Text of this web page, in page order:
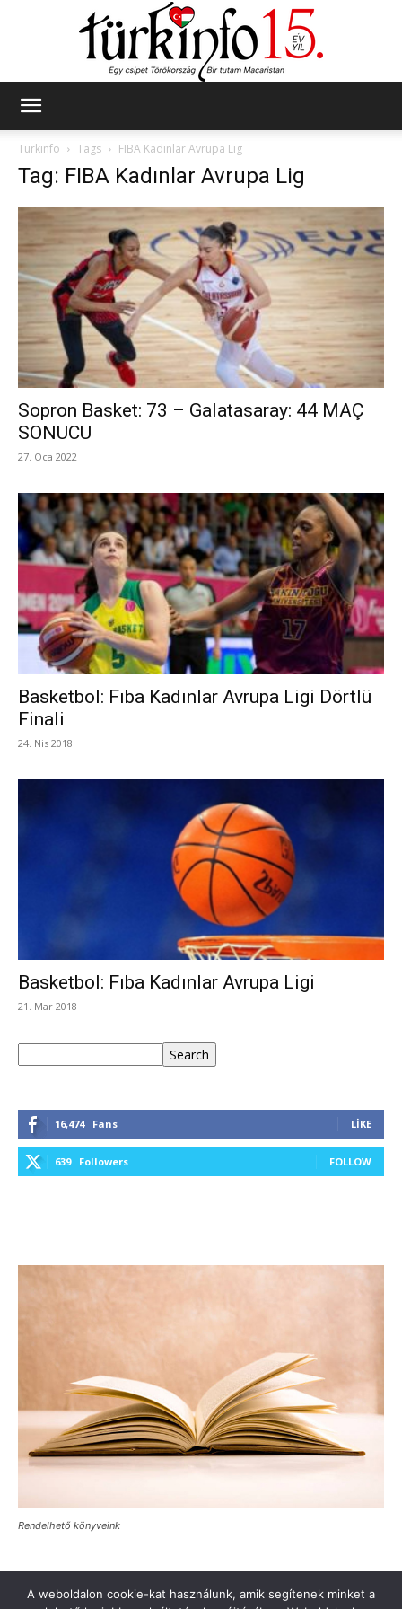
Türkinfo
Tags FIBA Kadınlar Avrupa Lig
Tag: FIBA Kadınlar Avrupa Lig
Sopron Basket: 73 – Galatasaray: 44 MAÇ
SONUCU
27. Oca 2022
Basketbol: Fıba Kadınlar Avrupa Ligi Dörtlü
Finali
24. Nis 2018
Basketbol: Fıba Kadınlar Avrupa Ligi
21. Mar 2018
Search
16,474 Fans LIKE
639 Followers FOLLOW
Rendelhető könyveink
A weboldalon cookie-kat használunk, amik segítenek minket a